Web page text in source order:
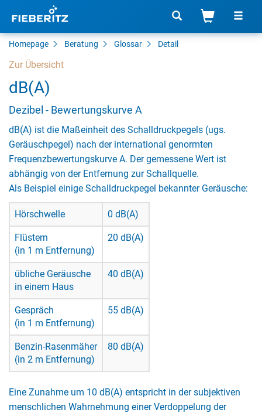
Homepage Beratung Glossar Detail
Zur Übersicht
dB(A)
Dezibel - Bewertungskurve A
dB(A) ist die Maßeinheit des Schalldruckpegels (ugs.
Geräuschpegel) nach der international genormten
Frequenzbewertungskurve A. Der gemessene Wert ist
abhängig von der Entfernung zur Schallquelle.
Als Beispiel einige Schalldruckpegel bekannter Geräusche:
Hörschwelle 0 dB(A)
Flüstern
(in 1 m Entfernung)
20 dB(A)
übliche Geräusche
in einem Haus
40 dB(A)
Gespräch
(in 1 m Entfernung)
55 dB(A)
Benzin-Rasenmäher
(in 2 m Entfernung)
80 dB(A)
Eine Zunahme um 10 dB(A) entspricht in der subjektiven
menschlichen Wahrnehmung einer Verdoppelung der